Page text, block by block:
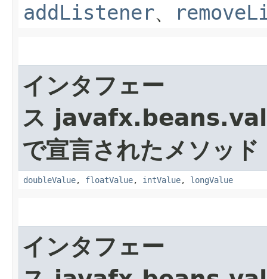
addListener、
インタフェー
ス
で宣言されたメソッド
doubleValue, floatValue, intValue, longValue
インタフェー